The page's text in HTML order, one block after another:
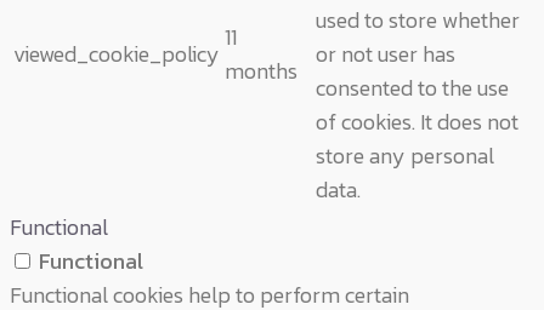
viewed_cookie_policy
11
months
used to store whether
or not user has
consented to the use
of cookies. It does not
store any personal
data.
Functional
Functional
Functional cookies help to perform certain